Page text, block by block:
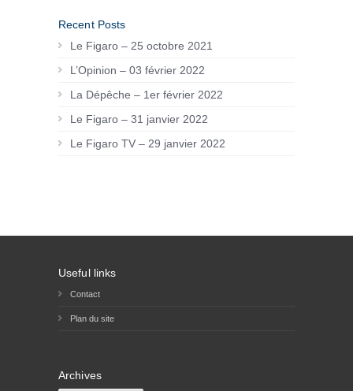
Recent Posts
Le Figaro – 25 octobre 2021
L’Opinion – 03 février 2022
La Dépêche – 1er février 2022
Le Figaro – 31 janvier 2022
Le Figaro TV – 29 janvier 2022
Useful links
Contact
Plan du site
Archives